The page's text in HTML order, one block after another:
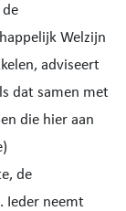
Welzijn
adviseert
dat samen met
die hier aan
de
Ieder neemt